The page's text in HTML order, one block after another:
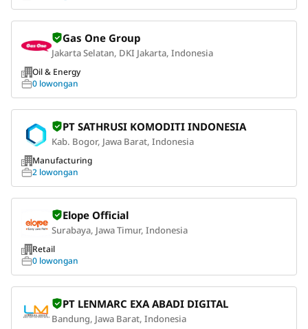
Gas One Group
Jakarta Selatan, DKI Jakarta, Indonesia
Oil & Energy
0 lowongan
PT SATHRUSI KOMODITI INDONESIA
Kab. Bogor, Jawa Barat, Indonesia
Manufacturing
2 lowongan
Elope Official
Surabaya, Jawa Timur, Indonesia
Retail
0 lowongan
PT LENMARC EXA ABADI DIGITAL
Bandung, Jawa Barat, Indonesia